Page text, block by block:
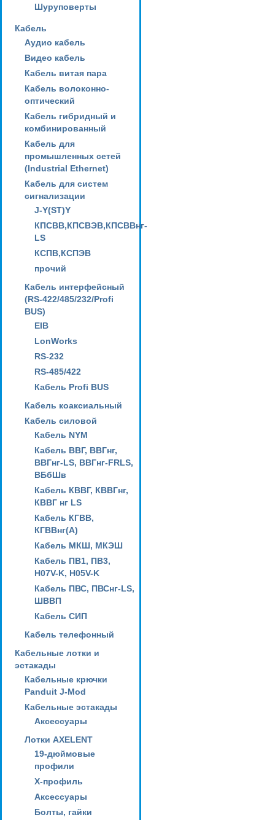
Шуруповерты
Кабель
Аудио кабель
Видео кабель
Кабель витая пара
Кабель волоконно-
оптический
Кабель гибридный и
комбинированный
Кабель для
промышленных сетей
(Industrial Ethernet)
Кабель для систем
сигнализации
J-Y(ST)Y
КПСВВ,КПСВЭВ,КПСВВнг-
LS
КСПВ,КСПЭВ
прочий
Кабель интерфейсный
(RS-422/485/232/Profi
BUS)
EIB
LonWorks
RS-232
RS-485/422
Кабель Profi BUS
Кабель коаксиальный
Кабель силовой
Кабель NYM
Кабель ВВГ, ВВГнг,
ВВГнг-LS, ВВГнг-FRLS,
ВБбШв
Кабель КВВГ, КВВГнг,
КВВГ нг LS
Кабель КГВВ,
КГВВнг(А)
Кабель МКШ, МКЭШ
Кабель ПВ1, ПВ3,
H07V-K, H05V-K
Кабель ПВС, ПВСнг-LS,
ШВВП
Кабель СИП
Кабель телефонный
Кабельные лотки и
эстакады
Кабельные крючки
Panduit J-Mod
Кабельные эстакады
Аксессуары
Лотки AXELENT
19-дюймовые
профили
X-профиль
Аксессуары
Болты, гайки